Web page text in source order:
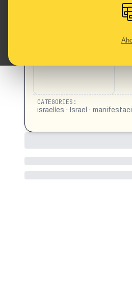
Se calcula que unas 500
los rehenes, en una de las
https://www.instagram.com/
CATEGORIES:
israelíes · Israel ·